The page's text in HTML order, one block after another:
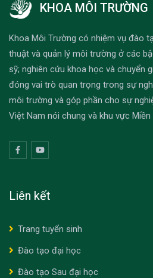
KHOA MÔI TRƯỜNG
Khoa Môi Trường có nhiệm vụ đào
thuật và quản lý môi trường ở các
sỹ; nghiên cứu khoa học và chuyển
đóng vai trò quan trọng trong sự
môi trường và góp phần cho sự
Việt Nam nói chung và khu vực Miền
Liên kết
Trang tuyển sinh
Đào tạo đại học
Đào tạo Sau đại học